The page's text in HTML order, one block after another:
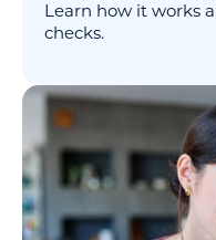
Learn how it works
checks.